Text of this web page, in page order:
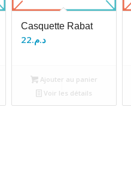
Casquette Rabat
د.م.22
Ajouter au panier
Voir les détails